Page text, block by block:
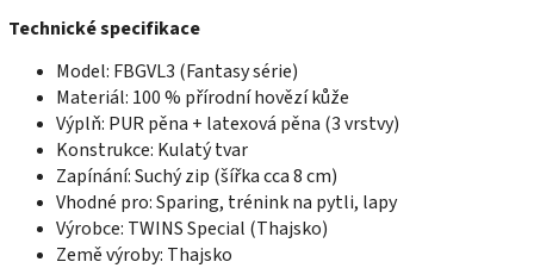
Technické specifikace
Model: FBGVL3 (Fantasy série)
Materiál: 100 % přírodní hovězí kůže
Výplň: PUR pěna + latexová pěna (3 vrstvy)
Konstrukce: Kulatý tvar
Zapínání: Suchý zip (šířka cca 8 cm)
Vhodné pro: Sparing, trénink na pytli, lapy
Výrobce: TWINS Special (Thajsko)
Země výroby: Thajsko